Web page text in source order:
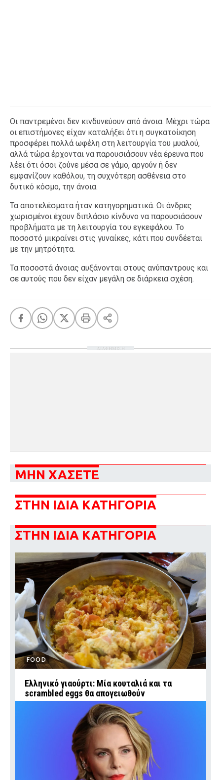
Οι παντρεμένοι δεν κινδυνεύουν από άνοια. Μέχρι τώρα
οι επιστήμονες είχαν καταλήξει ότι η συγκατοίκηση
προσφέρει πολλά ωφέλη στη λειτουργία του μυαλού,
αλλά τώρα έρχονται να παρουσιάσουν νέα έρευνα που
λέει ότι όσοι ζούνε μέσα σε γάμο, αργούν ή δεν
εμφανίζουν καθόλου, τη συχνότερη ασθένεια στο
δυτικό κόσμο, την άνοια.
Τα αποτελέσματα ήταν κατηγορηματικά. Οι άνδρες
χωρισμένοι έχουν διπλάσιο κίνδυνο να παρουσιάσουν
προβλήματα με τη λειτουργία του εγκεφάλου. Το
ποσοστό μικραίνει στις γυναίκες, κάτι που συνδέεται
με την μητρότητα.
Τα ποσοστά άνοιας αυξάνονται στους ανύπαντρους και
σε αυτούς που δεν είχαν μεγάλη σε διάρκεια σχέση.
ΔΙΑΦΗΜΙΣΗ
ΜΗΝ ΧΑΣΕΤΕ
ΣΤΗΝ ΙΔΙΑ ΚΑΤΗΓΟΡΙΑ
ΣΤΗΝ ΙΔΙΑ ΚΑΤΗΓΟΡΙΑ
FOOD
Ελληνικό γιαούρτι: Μία κουταλιά και τα
scrambled eggs θα απογειωθούν